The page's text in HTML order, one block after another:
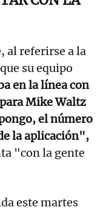
al referirse a la
su equipo
en la línea con
Mike Waltz
el número
la aplicación",
"con la gente
este martes